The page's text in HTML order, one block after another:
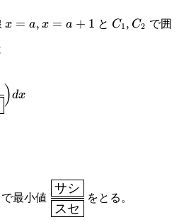
x = a,x = a + 1 と C_1
C1 , C_2
C2 で囲
)dx
ウ}}}+\cfrac{a}
オ}}}
ク
}}}
最小値 \cfrac{\boxed{\text{
シ}}}{\boxed{\text{
スセ
サシ
をとる。